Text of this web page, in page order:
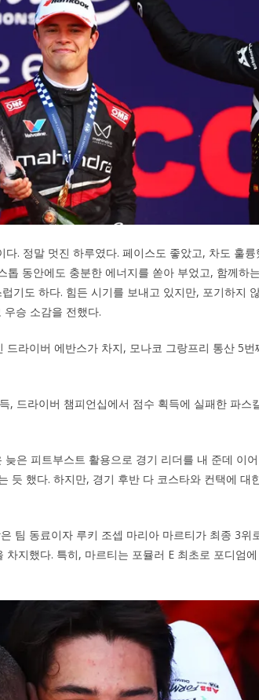
. 정말 멋진 하루였다. 페이스도 좋았고, 차도 훌
톱 동안에도 충분한 에너지를 쏟아 부었고, 함께하
기도 하다. 힘든 시기를 보내고 있지만, 포기하지
승 소감을 전했다.
라이버 에반스가 차지, 모나코 그랑프리 통산 5번
, 드라이버 챔피언십에서 점수 획득에 실패한 파스
은 피트부스트 활용으로 경기 리더를 내 준데 이
듯 했다. 하지만, 경기 후반 다 코스타와 컨택에 대
팀 동료이자 루키 조셉 마리아 마르티가 최종 3위
지했다. 특히, 마르티는 포뮬러 E 최초로 포디엄